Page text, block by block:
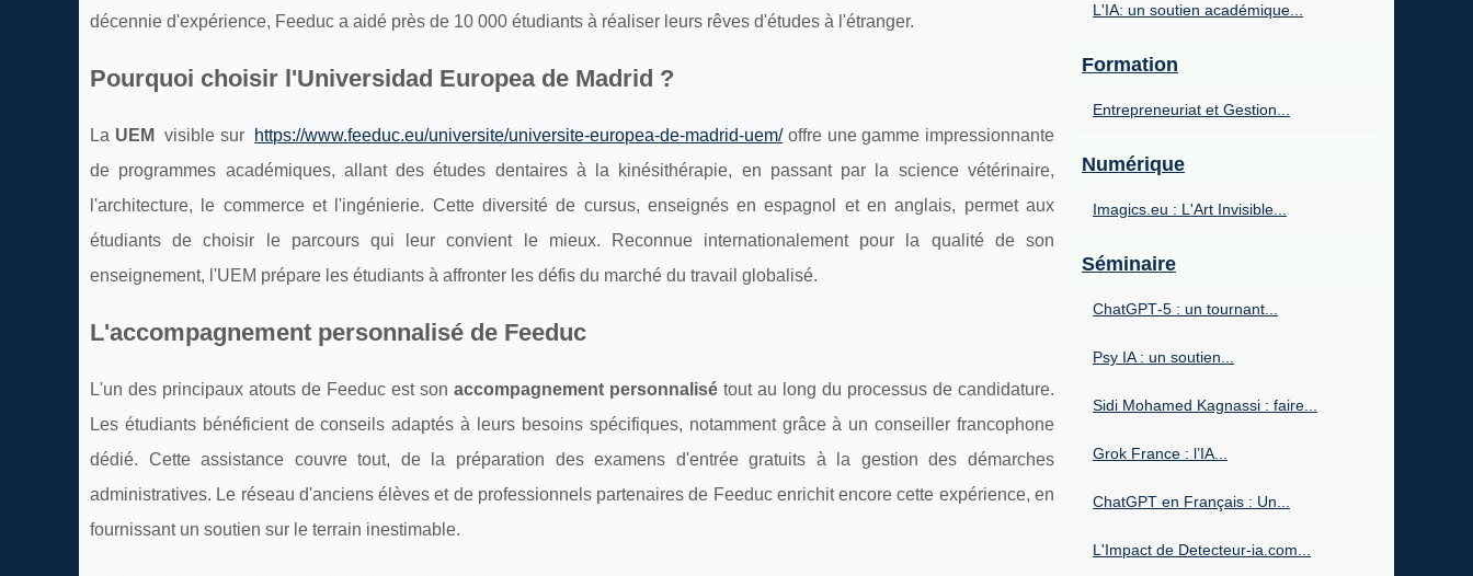
décennie d'expérience, Feeduc a aidé près de 10 000 étudiants à réaliser leurs rêves d'études à l'étranger.
Pourquoi choisir l'Universidad Europea de Madrid ?
La UEM visible sur https://www.feeduc.eu/universite/universite-europea-de-madrid-uem/offre une gamme impressionnante
de programmes académiques, allant des études dentaires à la kinésithérapie, en passant par la science vétérinaire,
l'architecture, le commerce et l'ingénierie. Cette diversité de cursus, enseignés en espagnol et en anglais, permet aux
étudiants de choisir le parcours qui leur convient le mieux. Reconnue internationalement pour la qualité de son
enseignement, l'UEM prépare les étudiants à affronter les défis du marché du travail globalisé.
L'accompagnement personnalisé de Feeduc
L'un des principaux atouts de Feeduc est son accompagnement personnalisé tout au long du processus de candidature.
Les étudiants bénéficient de conseils adaptés à leurs besoins spécifiques, notamment grâce à un conseiller francophone
dédié. Cette assistance couvre tout, de la préparation des examens d'entrée gratuits à la gestion des démarches
administratives. Le réseau d'anciens élèves et de professionnels partenaires de Feeduc enrichit encore cette expérience, en
fournissant un soutien sur le terrain inestimable.
L'IA: un soutien académique...
Formation
Entrepreneuriat et Gestion...
Numérique
Imagics.eu : L'Art Invisible...
Séminaire
ChatGPT‑5 : un tournant...
Psy IA : un soutien...
Sidi Mohamed Kagnassi : faire...
Grok France : l’IA...
ChatGPT en Français : Un...
L'Impact de Detecteur-ia.com...